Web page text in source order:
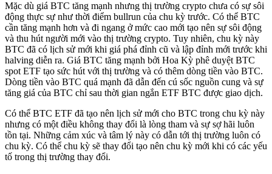
Mặc dù giá BTC tăng mạnh nhưng thị trường crypto chưa có sự sôi
động thực sự như thời điểm bullrun của chu kỳ trước. Có thể BTC
cần tăng mạnh hơn và đi ngang ở mức cao mới tạo nên sự sôi động
và thu hút người mới vào thị trường crypto. Tuy nhiên, chu kỳ này
BTC đã có lịch sử mới khi giá phá đỉnh cũ và lập đỉnh mới trước khi
halving diễn ra. Giá BTC tăng mạnh bởi Hoa Kỳ phê duyệt BTC
spot ETF tạo sức hút với thị trường và có thêm dòng tiền vào BTC.
Dòng tiền vào BTC quá mạnh đã dẫn đến cú sốc nguồn cung và sự
tăng giá của BTC chỉ sau thời gian ngắn ETF BTC được giao dịch.
Có thể BTC ETF đã tạo nên lịch sử mới cho BTC trong chu kỳ này
nhưng có một điều không thay đổi là lòng tham và sự sợ hãi luôn
tồn tại. Những cảm xúc và tâm lý này có dẫn tới thị trường luôn có
chu kỳ. Có thể chu kỳ sẽ thay đổi tạo nên chu kỳ mới khi có các yếu
tố trong thị trường thay đổi.